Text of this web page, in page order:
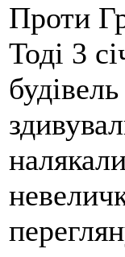
Проти
Тоді 3